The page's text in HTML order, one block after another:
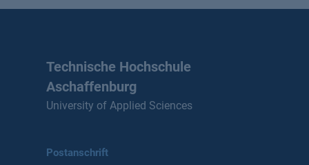
Technische Hochschule
Aschaffenburg
University of Applied Sciences
Postanschrift